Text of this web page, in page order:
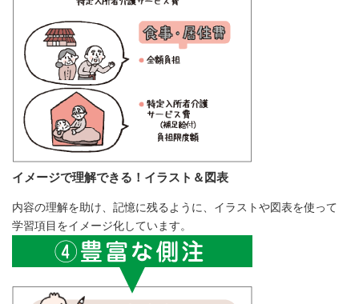
イメージで理解できる！イラスト＆図表
内容の理解を助け、記憶に残るように、イラストや図表を使って
学習項目をイメージ化しています。